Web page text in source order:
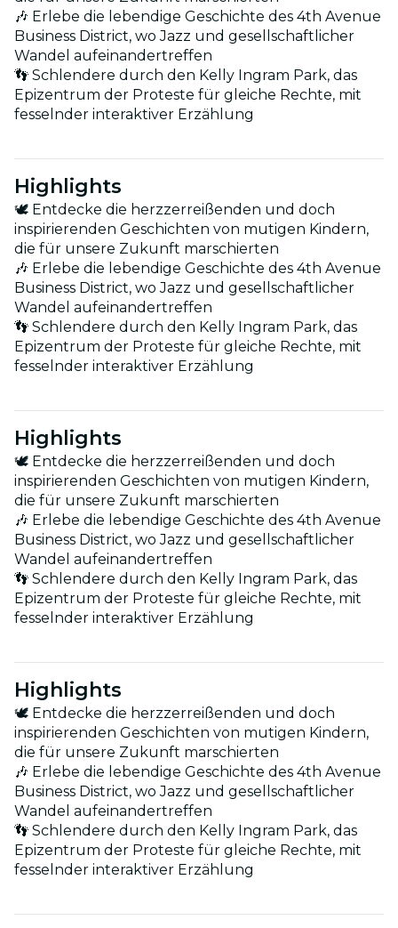
🎶 Erlebe die lebendige Geschichte des 4th Avenue
Business District, wo Jazz und gesellschaftlicher
Wandel aufeinandertreffen
👣 Schlendere durch den Kelly Ingram Park, das
Epizentrum der Proteste für gleiche Rechte, mit
fesselnder interaktiver Erzählung
Highlights
🕊 Entdecke die herzzerreißenden und doch
inspirierenden Geschichten von mutigen Kindern,
die für unsere Zukunft marschierten
🎶 Erlebe die lebendige Geschichte des 4th Avenue
Business District, wo Jazz und gesellschaftlicher
Wandel aufeinandertreffen
👣 Schlendere durch den Kelly Ingram Park, das
Epizentrum der Proteste für gleiche Rechte, mit
fesselnder interaktiver Erzählung
Highlights
🕊 Entdecke die herzzerreißenden und doch
inspirierenden Geschichten von mutigen Kindern,
die für unsere Zukunft marschierten
🎶 Erlebe die lebendige Geschichte des 4th Avenue
Business District, wo Jazz und gesellschaftlicher
Wandel aufeinandertreffen
👣 Schlendere durch den Kelly Ingram Park, das
Epizentrum der Proteste für gleiche Rechte, mit
fesselnder interaktiver Erzählung
Highlights
🕊 Entdecke die herzzerreißenden und doch
inspirierenden Geschichten von mutigen Kindern,
die für unsere Zukunft marschierten
🎶 Erlebe die lebendige Geschichte des 4th Avenue
Business District, wo Jazz und gesellschaftlicher
Wandel aufeinandertreffen
👣 Schlendere durch den Kelly Ingram Park, das
Epizentrum der Proteste für gleiche Rechte, mit
fesselnder interaktiver Erzählung